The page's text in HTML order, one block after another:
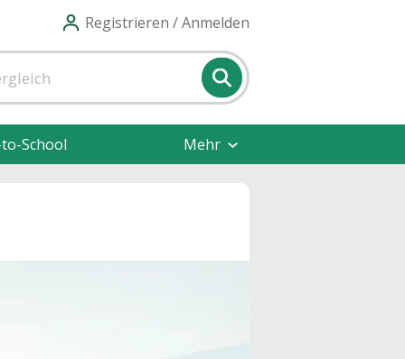
Registrieren / Anmelden
School Mehr